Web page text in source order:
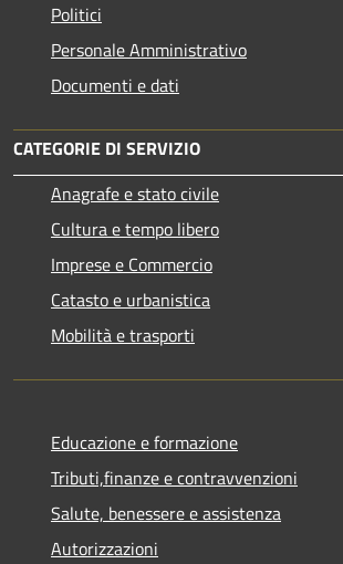
Politici
Personale Amministrativo
Documenti e dati
CATEGORIE DI SERVIZIO
Anagrafe e stato civile
Cultura e tempo libero
Imprese e Commercio
Catasto e urbanistica
Mobilità e trasporti
Educazione e formazione
Tributi,finanze e contravvenzioni
Salute, benessere e assistenza
Autorizzazioni